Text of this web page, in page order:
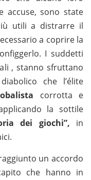
accuse, sono state
utili a distrarre il
a coprire la
I suddetti
, stanno sfruttano
che l’élite
corrotta e
la sottile
dei giochi”, in
un accordo
che hanno in